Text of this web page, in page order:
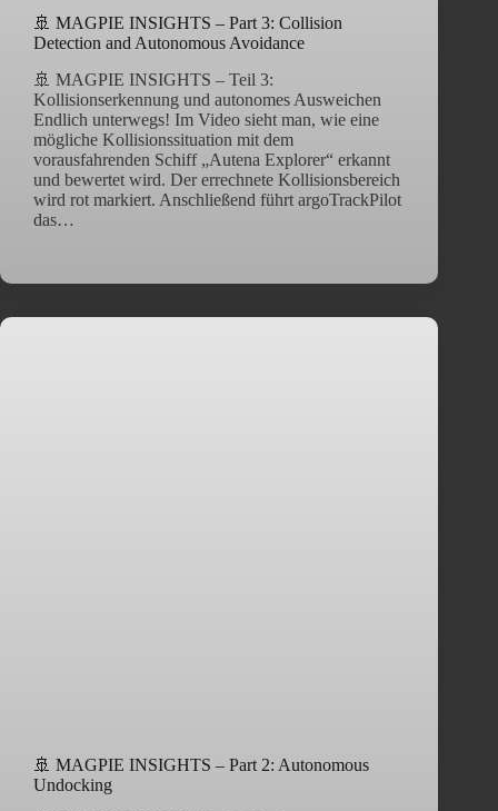
🚢 MAGPIE INSIGHTS – Part 3: Collision
Detection and Autonomous Avoidance
🚢 MAGPIE INSIGHTS – Teil 3:
Kollisionserkennung und autonomes Ausweichen
Endlich unterwegs! Im Video sieht man, wie eine
mögliche Kollisionssituation mit dem
vorausfahrenden Schiff „Autena Explorer“ erkannt
und bewertet wird. Der errechnete Kollisionsbereich
wird rot markiert. Anschließend führt argoTrackPilot
das…
🚢 MAGPIE INSIGHTS – Part 2: Autonomous
Undocking